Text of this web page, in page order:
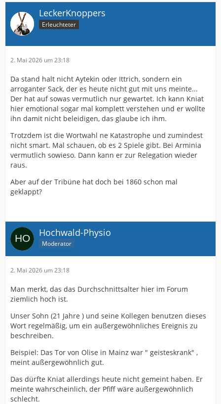
LeckerKnoppers
Erleuchteter
2. Mai 2026 um 23:18
Da stand halt nicht Aytekin oder Ittrich, sondern ein
arroganter Sack, der es heute nicht gut mit uns meinte...
Der hat auf sowas vermutlich nur gewartet. Ich kann Kniat
hier emotional sogar mal komplett verstehen und er wollte
ihn damit nicht beleidigen, das glaube ich ihm.
Trotzdem ist die Wortwahl ne Katastrophe und zumindest
nicht smart. Mal schauen, ob es 2 Spiele gibt. Bei Arminia
vermutlich sowieso. Dann kann er zur Relegation wieder
raus.
Aber auf der Tribüne hat doch bei 1860 schon mal
geklappt?
Hochwald-Physio
Moderator
2. Mai 2026 um 23:18
Man merkt, das das Durchschnittsalter hier im Forum
ziemlich hoch ist.
Unser Sohn (21 Jahre ) und seine Kollegen benutzen dieses
Wort regelmäßig, um ein außergewöhnliches Ereignis zu
beschreiben.
Beispiel: Das Tor von Olise in Mainz war " geisteskrank" ,
meint außergewöhnlich gut.
Das dürfte Kniat allerdings heute nicht gemeint haben. Er
meinte wahrscheinlich, der Pfiff wäre außergewöhnlich
schlecht.